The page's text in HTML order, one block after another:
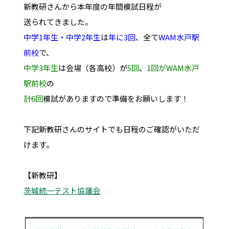
新教研さんから本年度の年間模試日程が
送られてきました。
中学1年生・中学2年生は年に3回、全てWAM水戸駅
前校で、
中学3年生は会場（各高校）が5回、 1回がWAM水戸
駅前校の
計6回模試がありますので準備をお願いします！
下記新教研さんのサイトでも日程のご確認がいただ
けます。
【新教研】
茨城統一テスト協議会